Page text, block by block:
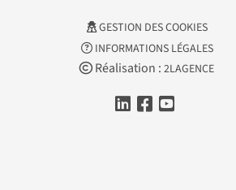
GESTION DES COOKIES
INFORMATIONS LÉGALES
Réalisation : 2LAGENCE